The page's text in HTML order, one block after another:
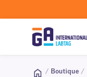
/ Boutique /